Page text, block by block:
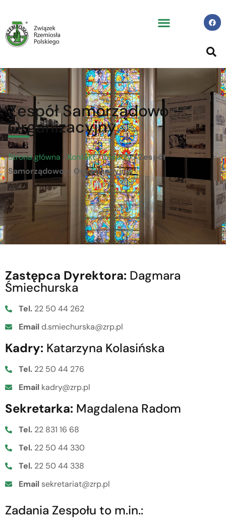
Zespół Samorządowo –
Organizacyjny
Strona główna / Kontakt/Zespoły/Zespół
Samorządowo – Organizacyjny
Zastępca Dyrektora: Dagmara
Śmiechurska
Tel.22 50 44 262
Emaild.smiechurska@zrp.pl
Kadry: Katarzyna Kolasińska
Tel.22 50 44 276
Emailkadry@zrp.pl​
Sekretarka: Magdalena Radom
Tel.22 831 16 68
Tel.22 50 44 330
Tel.22 50 44 338
Emailsekretariat@zrp.pl
Zadania Zespołu to m.in.: